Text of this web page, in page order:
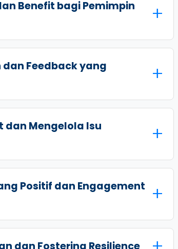
Benefit bagi Pemimpin
Feedback yang
dan Mengelola Isu
Positif dan Engagement
dan Fostering Resilience